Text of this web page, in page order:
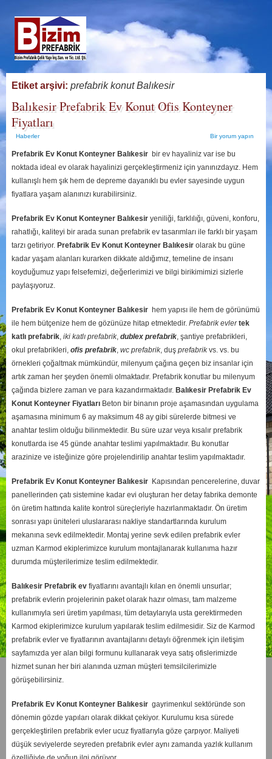
Etiket arşivi: prefabrik konut Balıkesir
Balıkesir Prefabrik Ev Konut Ofis Konteyner
Fiyatları
Haberler Bir yorum yapın
Prefabrik Ev Konut Konteyner Balıkesirbir ev hayaliniz var ise bu
noktada ideal ev olarak hayalinizi gerçekleştirmeniz için yanınızdayız. Hem
kullanışlı hem şık hem de depreme dayanıklı bu evler sayesinde uygun
fiyatlara yaşam alanınızı kurabilirsiniz.
Prefabrik Ev Konut Konteyner Balıkesiryeniliği, farklılığı, güveni, konforu,
rahatlığı, kaliteyi bir arada sunan prefabrik ev tasarımları ile farklı bir yaşam
tarzı getiriyor. Prefabrik Ev Konut Konteyner Balıkesir olarak bu güne
kadar yaşam alanları kurarken dikkate aldığımız, temeline de insanı
koyduğumuz yapı felsefemizi, değerlerimizi ve bilgi birikimimizi sizlerle
paylaşıyoruz.
Prefabrik Ev Konut Konteyner Balıkesirhem yapısı ile hem de görünümü
ile hem bütçenize hem de gözünüze hitap etmektedir. Prefabrik evler tek
katlı prefabrik, iki katlı prefabrik, dublex prefabrik, şantiye prefabrikleri,
okul prefabrikleri, ofis prefabrik, wc prefabrik, duş prefabrikvs. vs. bu
örnekleri çoğaltmak mümkündür, milenyum çağına geçen biz insanlar için
artık zaman her şeyden önemli olmaktadır. Prefabrik konutlar bu milenyum
çağında bizlere zaman ve para kazandırmaktadır. Balıkesir Prefabrik Ev
Konut Konteyner Fiyatları Beton bir binanın proje aşamasından uygulama
aşamasına minimum 6 ay maksimum 48 ay gibi sürelerde bitmesi ve
anahtar teslim olduğu bilinmektedir. Bu süre uzar veya kısalır prefabrik
konutlarda ise 45 günde anahtar teslimi yapılmaktadır. Bu konutlar
arazinize ve isteğinize göre projelendirilip anahtar teslim yapılmaktadır.
Prefabrik Ev Konut Konteyner BalıkesirKapısından pencerelerine, duvar
panellerinden çatı sistemine kadar evi oluşturan her detay fabrika demonte
ön üretim hattında kalite kontrol süreçleriyle hazırlanmaktadır. Ön üretim
sonrası yapı üniteleri uluslararası nakliye standartlarında kurulum
mekanına sevk edilmektedir. Montaj yerine sevk edilen prefabrik evler
uzman Karmod ekiplerimizce kurulum montajlanarak kullanıma hazır
durumda müşterilerimize teslim edilmektedir.
BalıkesirPrefabrik evfiyatlarını avantajlı kılan en önemli unsurlar;
prefabrik evlerin projelerinin paket olarak hazır olması, tam malzeme
kullanımıyla seri üretim yapılması, tüm detaylarıyla usta gerektirmeden
Karmod ekiplerimizce kurulum yapılarak teslim edilmesidir. Siz de Karmod
prefabrik evler ve fiyatlarının avantajlarını detaylı öğrenmek için iletişim
sayfamızda yer alan bilgi formunu kullanarak veya satış ofislerimizde
hizmet sunan her biri alanında uzman müşteri temsilcilerimizle
görüşebilirsiniz.
Prefabrik Ev Konut Konteyner Balıkesirgayrimenkul sektöründe son
dönemin gözde yapıları olarak dikkat çekiyor. Kurulumu kısa sürede
gerçekleştirilen prefabrik evler ucuz fiyatlarıyla göze çarpıyor. Maliyeti
düşük seviyelerde seyreden prefabrik evler aynı zamanda yazlık kullanım